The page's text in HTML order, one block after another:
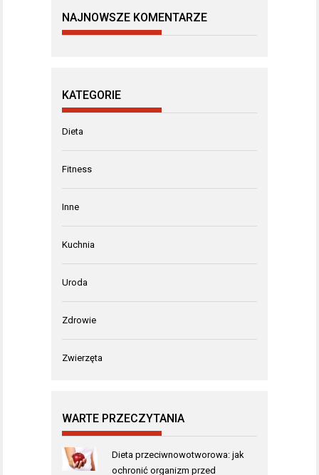
NAJNOWSZE KOMENTARZE
KATEGORIE
Dieta
Fitness
Inne
Kuchnia
Uroda
Zdrowie
Zwierzęta
WARTE PRZECZYTANIA
Dieta przeciwnowotworowa: jak
ochronić organizm przed